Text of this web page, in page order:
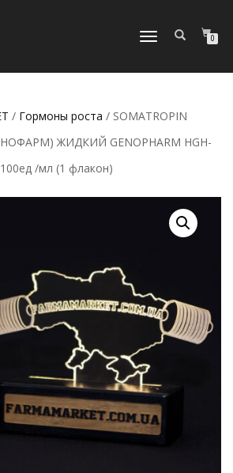
ПЕРЕКЛЮЧИТЬ
0
/ Гормоны роста / SOMATROPIN
ЖИДКИЙ GENOPHARM HGH-
100ед /мл (1 флакон)